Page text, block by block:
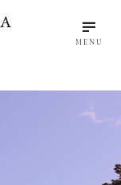
MENU
arrow_drop_down